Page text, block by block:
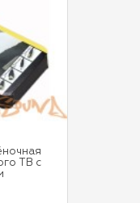
ТВ с